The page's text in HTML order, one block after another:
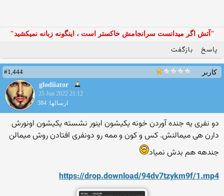
"آتش اگر ميدانست سرانجامش خاكستر است ، اينگونه زبانه نميكشيد"
پاسخ بازگفت
کاربر
#1,444
glodiiator
25 Jun 2022 21:12
ارسالها: 384
دو نفری یه جنده آوردن خونه یکیشون اینور نشسته یکیشون اونورش
دارن هی میمالنش. کس و کون و ممه رو دونفری افتادن روش میمالن
جندهه هم بدش نمیاد
https://drop.download/94dv7tzykm9f/1.mp4